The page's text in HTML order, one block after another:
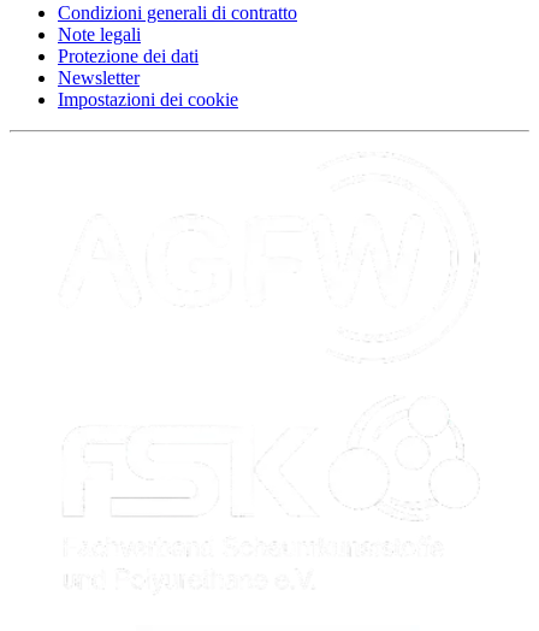
Condizioni generali di contratto
Note legali
Protezione dei dati
Newsletter
Impostazioni dei cookie